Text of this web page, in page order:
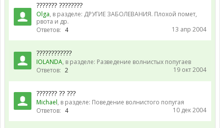
??????? ????????
Olga, в разделе: ДРУГИЕ ЗАБОЛЕВАНИЯ. Плохой помет,
рвота и др.
Ответов: 4 13 апр 2004
????????????
IOLANDA, в разделе: Разведение волнистых попугаев
Ответов: 2 19 окт 2004
??????? ?? ???
Michael, в разделе: Поведение волнистого попугая
Ответов: 4 10 дек 2004